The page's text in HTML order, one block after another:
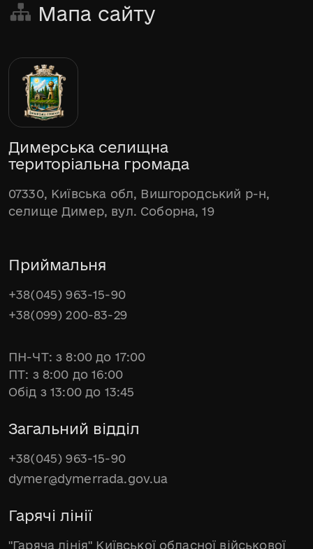
Мапа сайту
Димерська селищна
територіальна громада
07330, Київська обл, Вишгородський р-н,
селище Димер, вул. Соборна, 19
Приймальня
+38(045) 963-15-90
+38(099) 200-83-29
ПН-ЧТ: з 8:00 до 17:00
ПТ: з 8:00 до 16:00
Обід з 13:00 до 13:45
Загальний відділ
+38(045) 963-15-90
dymer@dymerrada.gov.ua
Гарячі лінії
"Гаряча лінія" Київської обласної військової